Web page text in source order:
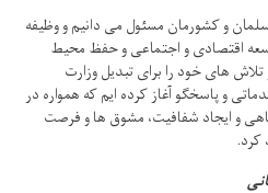
و کشورمان مسئول می دانیم و وظیفه
اقتصادی و اجتماعی و حفظ محیط
های خود را برای تبدیل وزارت
و پاسخگو آغاز کرده ایم که همواره در
و ایجاد شفافیت، مشوق ها و فرصت